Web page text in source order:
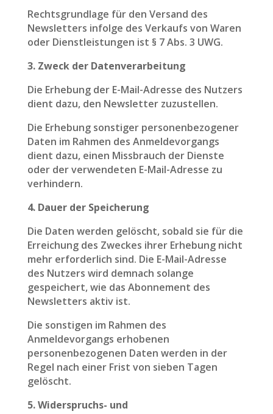
Rechtsgrundlage für den Versand des
Newsletters infolge des Verkaufs von Waren
oder Dienstleistungen ist § 7 Abs. 3 UWG.
3. Zweck der Datenverarbeitung
Die Erhebung der E-Mail-Adresse des Nutzers
dient dazu, den Newsletter zuzustellen.
Die Erhebung sonstiger personenbezogener
Daten im Rahmen des Anmeldevorgangs
dient dazu, einen Missbrauch der Dienste
oder der verwendeten E-Mail-Adresse zu
verhindern.
4. Dauer der Speicherung
Die Daten werden gelöscht, sobald sie für die
Erreichung des Zweckes ihrer Erhebung nicht
mehr erforderlich sind. Die E-Mail-Adresse
des Nutzers wird demnach solange
gespeichert, wie das Abonnement des
Newsletters aktiv ist.
Die sonstigen im Rahmen des
Anmeldevorgangs erhobenen
personenbezogenen Daten werden in der
Regel nach einer Frist von sieben Tagen
gelöscht.
5. Widerspruchs- und